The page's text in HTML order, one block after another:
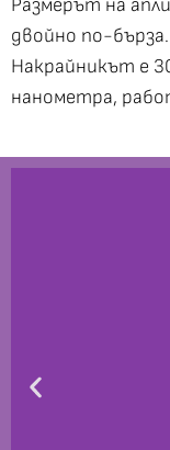
Размерът на
двойно по-
Накрайникът е
нанометра,